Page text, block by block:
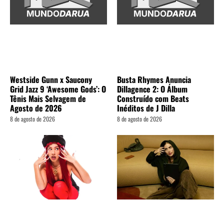
Westside Gunn x Saucony
Grid Jazz 9 ‘Awesome Gods’: O
Tênis Mais Selvagem de
Agosto de 2026
8 de agosto de 2026
Busta Rhymes Anuncia
Dillagence 2: O Álbum
Construído com Beats
Inéditos de J Dilla
8 de agosto de 2026